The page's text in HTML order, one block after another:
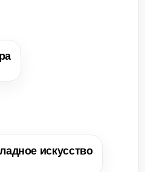
миниатюра
книге.
искусство
прикладное искусство
оформленных предметов